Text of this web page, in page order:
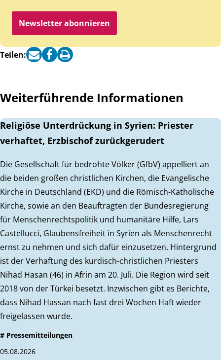
Newsletter abonnieren
Teilen:
Weiterführende Informationen
Religiöse Unterdrückung in Syrien: Priester
verhaftet, Erzbischof zurückgerudert
Die Gesellschaft für bedrohte Völker (GfbV) appelliert an
die beiden großen christlichen Kirchen, die Evangelische
Kirche in Deutschland (EKD) und die Römisch-Katholische
Kirche, sowie an den Beauftragten der Bundesregierung
für Menschenrechtspolitik und humanitäre Hilfe, Lars
Castellucci, Glaubensfreiheit in Syrien als Menschenrecht
ernst zu nehmen und sich dafür einzusetzen. Hintergrund
ist der Verhaftung des kurdisch-christlichen Priesters
Nihad Hasan (46) in Afrin am 20. Juli. Die Region wird seit
2018 von der Türkei besetzt. Inzwischen gibt es Berichte,
dass Nihad Hassan nach fast drei Wochen Haft wieder
freigelassen wurde.
# Pressemitteilungen
05.08.2026